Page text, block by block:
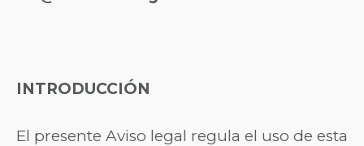
INTRODUCCIÓN
El presente Aviso legal regula el uso de esta